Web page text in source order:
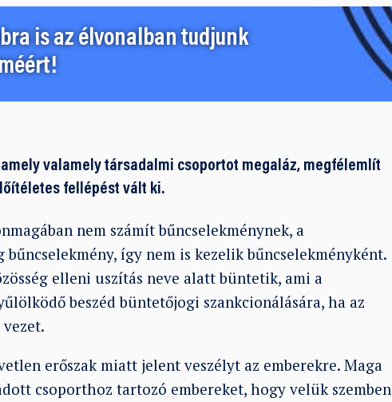
is az élvonalban tudjunk
valamely társadalmi csoportot megaláz, megfélemlít
fellépést vált ki.
nem számít bűncselekménynek, a
így nem is kezelik bűncselekményként.
elleni uszítás neve alatt büntetik, ami a
beszéd büntetőjogi szankcionálására, ha az
erőszak miatt jelent veszélyt az emberekre. Maga
csoporthoz tartozó embereket, hogy velük szemben